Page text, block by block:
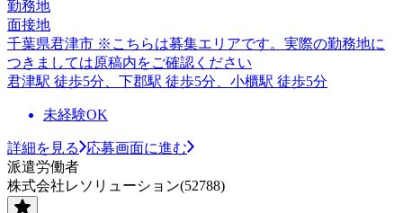
勤務地
面接地
千葉県君津市 ※こちらは募集エリアです。実際の勤務地に
つきましては原稿内をご確認ください
君津駅 徒歩5分、下郡駅 徒歩5分、小櫃駅 徒歩5分
未経験OK
詳細を見る
応募画面に進む
派遣労働者
株式会社レソリューション(52788)